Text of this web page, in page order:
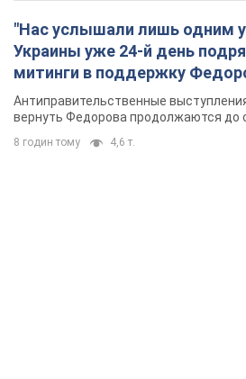
"Нас услышали лишь одним
Украины уже 24-й день
митинги в поддержку
Антиправительственные
вернуть Федорова продолжаются до
8 годин тому 4,6 т.